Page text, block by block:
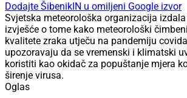
Dodajte ŠibenikIN u omiljeni Google izvor
Svjetska meteorološka organizacija
izvješće o tome kako meteorološki
kvalitete zraka utječu na pandemiju
upozoravaju da se vremenski i klimatski
koristiti kao okidač za popuštanje mjera
širenje virusa.
Oglas